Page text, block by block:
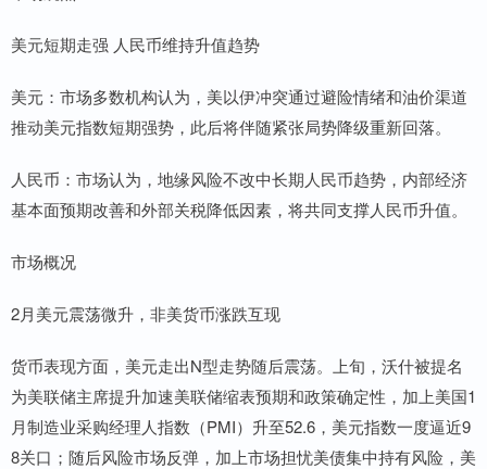
美元短期走强 人民币维持升值趋势
美元：市场多数机构认为，美以伊冲突通过避险情绪和油价渠道
推动美元指数短期强势，此后将伴随紧张局势降级重新回落。
人民币：市场认为，地缘风险不改中长期人民币趋势，内部经济
基本面预期改善和外部关税降低因素，将共同支撑人民币升值。
市场概况
2月美元震荡微升，非美货币涨跌互现
货币表现方面，美元走出N型走势随后震荡。上旬，沃什被提名
为美联储主席提升加速美联储缩表预期和政策确定性，加上美国1
月制造业采购经理人指数（PMI）升至52.6，美元指数一度逼近9
8关口；随后风险市场反弹，加上市场担忧美债集中持有风险，美